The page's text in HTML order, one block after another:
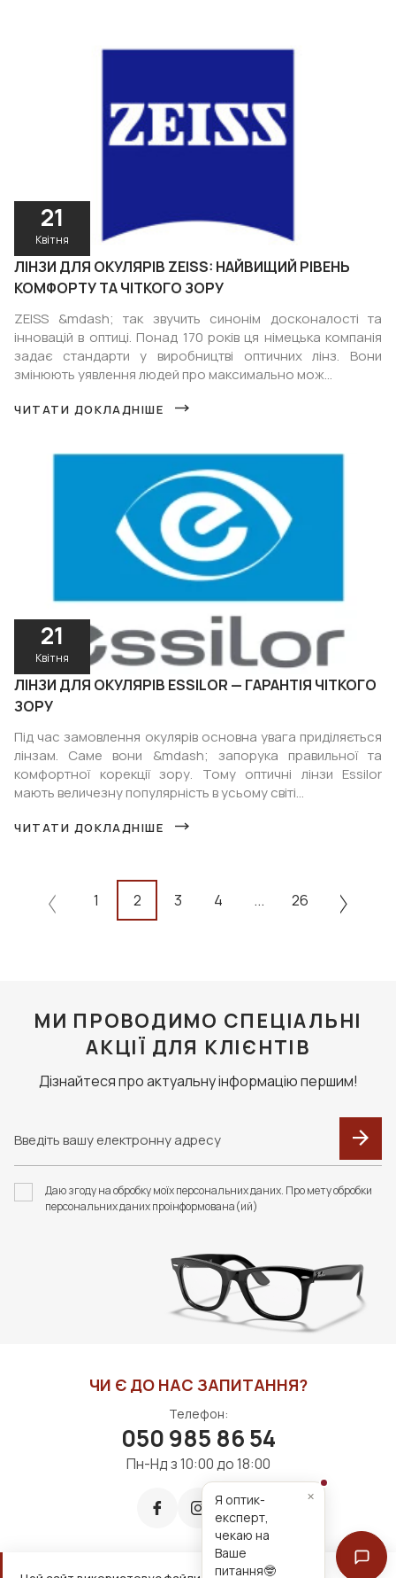
21
Квітня
ЛІНЗИ ДЛЯ ОКУЛЯРІВ ZEISS: НАЙВИЩИЙ РІВЕНЬ
КОМФОРТУ ТА ЧІТКОГО ЗОРУ
ZEISS &mdash; так звучить синонім досконалості та
інновацій в оптиці. Понад 170 років ця німецька компанія
задає стандарти у виробництві оптичних лінз. Вони
змінюють уявлення людей про максимально мож...
ЧИТАТИ ДОКЛАДНІШЕ
21
Квітня
ЛІНЗИ ДЛЯ ОКУЛЯРІВ ESSILOR — ГАРАНТІЯ ЧІТКОГО
ЗОРУ
Під час замовлення окулярів основна увага приділяється
лінзам. Саме вони &mdash; запорука правильної та
комфортної корекції зору. Тому оптичні лінзи Essilor
мають величезну популярність в усьому світі...
ЧИТАТИ ДОКЛАДНІШЕ
1 2 3 4 ... 26
МИ ПРОВОДИМО СПЕЦІАЛЬНІ
АКЦІЇ ДЛЯ КЛІЄНТІВ
Дізнайтеся про актуальну інформацію першим!
Даю згоду на обробку моїх персональних даних. Про мету обробки
персональних даних проінформована(ий)
ЧИ Є ДО НАС ЗАПИТАННЯ?
Телефон:
050 985 86 54
Пн-Нд з 10:00 до 18:00
Я оптик-
експерт,
чекаю на
Ваше
питання🤓
×